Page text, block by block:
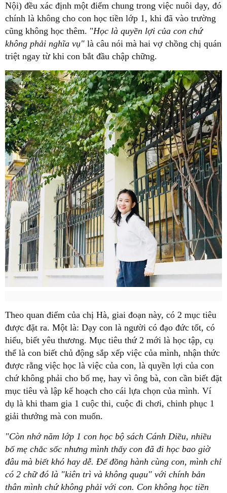
Nội) đều xác định một điểm chung trong việc nuôi dạy, đó
chính là không cho con học tiền lớp 1, khi đã vào trường
cũng không học thêm. "Học là quyền lợi của con chứ
không phải nghĩa vụ" là câu nói mà hai vợ chồng chị quán
triệt ngay từ khi con bắt đầu chập chững.
Theo quan điểm của chị Hà, giai đoạn này, có 2 mục tiêu
được đặt ra. Một là: Dạy con là người có đạo đức tốt, có
hiếu, biết yêu thương. Mục tiêu thứ 2 mới là học tập, cụ
thể là con biết chủ động sắp xếp việc của mình, nhận thức
được rằng việc học là việc của con, là quyền lợi của con
chứ không phải cho bố mẹ, hay vì ông bà, con cần biết đặt
mục tiêu và lập kế hoạch cho cái lựa chọn của mình. Ví
dụ là khi tham gia 1 cuộc thi, cuộc đi chơi, chinh phục 1
giải thưởng mà con muốn.
"Còn nhớ năm lớp 1 con học bộ sách Cánh Diều, nhiều
bố mẹ chắc sốc nhưng mình thấy con đã đi học bao giờ
đâu mà biết khó hay dễ. Để đồng hành cùng con, mình chỉ
có 2 chữ đó là "kiên trì và không quạu" với chính bản
thân mình chứ không phải với con. Con không học tiền